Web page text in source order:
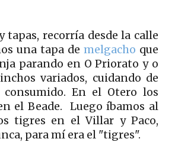
recorría desde la calle
una tapa de melgacho que
parando en O Priorato y o
variados, cuidando de
En el Otero los
el Beade. Luego íbamos al
tigres en el Villar y Paco,
para mí era el "tigres".